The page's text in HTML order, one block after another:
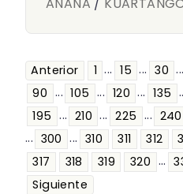
Anterior 1 ... 15 ... 30 ...
90 ... 105 ... 120 ... 135
195 ... 210 ... 225 ... 240
... 300 ... 310 311 312
317
318 319 320 ...
Siguiente